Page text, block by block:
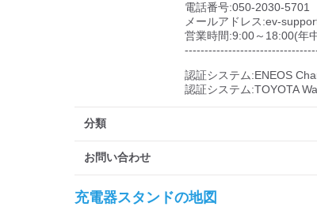
電話番号:050-2030-5701
メールアドレス:ev-
営業時間:9:00～18:00(年
認証システム:ENEOS
認証システム:TOYOTA
分類
お問い合わせ
充電器スタンドの地図